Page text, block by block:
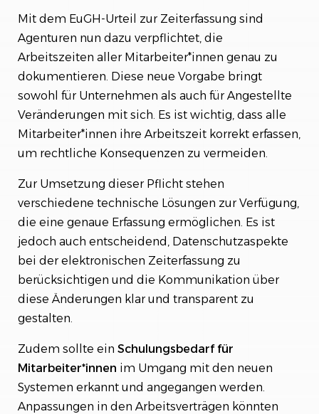
Mit dem EuGH-Urteil zur Zeiterfassung sind
Agenturen nun dazu verpflichtet, die
Arbeitszeiten aller Mitarbeiter*innen genau zu
dokumentieren. Diese neue Vorgabe bringt
sowohl für Unternehmen als auch für Angestellte
Veränderungen mit sich. Es ist wichtig, dass alle
Mitarbeiter*innen ihre Arbeitszeit korrekt erfassen,
um rechtliche Konsequenzen zu vermeiden.
Zur Umsetzung dieser Pflicht stehen
verschiedene technische Lösungen zur Verfügung,
die eine genaue Erfassung ermöglichen. Es ist
jedoch auch entscheidend, Datenschutzaspekte
bei der elektronischen Zeiterfassung zu
berücksichtigen und die Kommunikation über
diese Änderungen klar und transparent zu
gestalten.
Zudem sollte ein Schulungsbedarf für
Mitarbeiter*innen im Umgang mit den neuen
Systemen erkannt und angegangen werden.
Anpassungen in den Arbeitsverträgen könnten